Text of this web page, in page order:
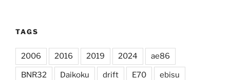
TAGS
2006 2016 2019 2024 ae86
BNR32 Daikoku drift E70 ebisu